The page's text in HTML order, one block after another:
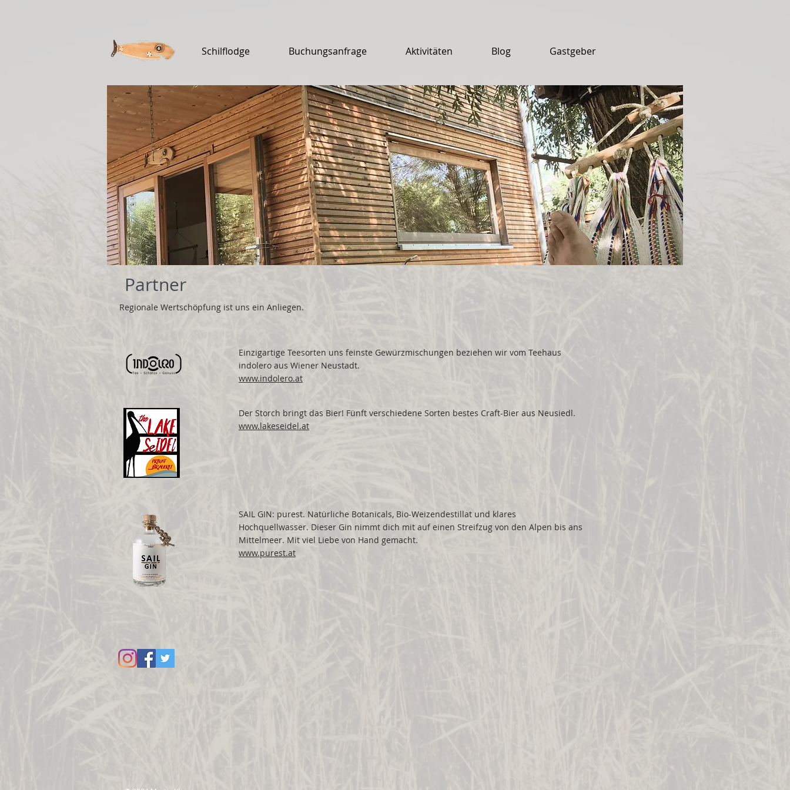
Schilflodge Buchungsanfrage Aktivitäten Blog Gastgeber
Partner
Regionale Wertschöpfung ist uns ein Anliegen.
Einzigartige Teesorten uns feinste Gewürzmischungen beziehen wir vom Teehaus
indolero aus Wiener Neustadt.
www.indolero.at
Der Storch bringt das Bier! Fünft verschiedene Sorten bestes Craft-Bier aus Neusiedl.
www.lakeseidel.at
SAIL GIN: purest. Natürliche Botanicals, Bio-Weizendestillat und klares
Hochquellwasser. Dieser Gin nimmt dich mit auf einen Streifzug von den Alpen bis ans
Mittelmeer. Mit viel Liebe von Hand gemacht.
www.purest.at